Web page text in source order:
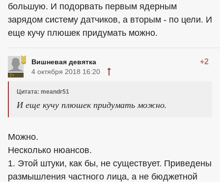
большую. И подорвать первым ядерным
зарядом систему датчиков, а вторым - по цели. И
еще кучу плюшек придумать можно.
Вишневая девятка +2
4 октября 2018 16:20
Цитата: meandr51
И еще кучу плюшек придумать можно.
Можно.
Несколько нюансов.
1. Этой штуки, как бы, не существует. Приведены
размышления частного лица, а не бюджетной